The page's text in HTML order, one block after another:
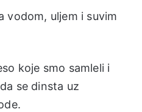
vodom, uljem i suvim
koje smo samleli i
se dinsta uz